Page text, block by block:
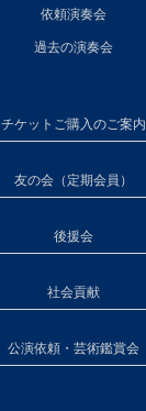
依頼演奏会
過去の演奏会
チケットご購入のご案内
友の会（定期会員）
後援会
社会貢献
公演依頼・芸術鑑賞会